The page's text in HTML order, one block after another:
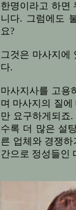
한명이라고 하면
니다. 그럼에도
요?
그것은 마사지에
다.
마사지사를 고용
며 마사지의 질
만 요구하게되죠
수록 더 많은 설
른 업체와 경쟁
간으로 정성들인